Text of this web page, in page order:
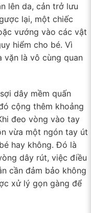
lên da, cản trở lưu
lại, một chiếc
vướng vào các vật
hiểm cho bé. Vì
vặn là vô cùng quan
dây mềm quấn
cộng thêm khoảng
đeo vòng vào tay
vừa một ngón tay út
hay không. Đó là
dây rút, việc điều
cần đảm bảo không
xử lý gọn gàng để